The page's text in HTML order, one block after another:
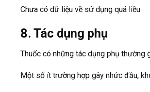
Chưa có dữ liệu về sử dụng quá liều
8. Tác dụng phụ
Thuốc có những tác dụng phụ
Một số ít trường hợp gây nhức đầu,